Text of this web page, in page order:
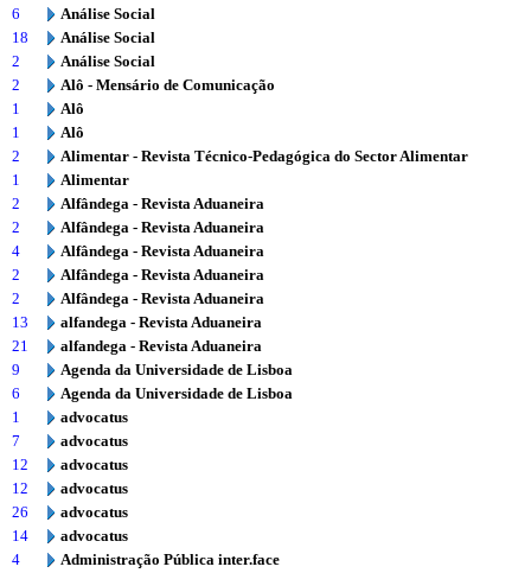
6
Análise Social
18
Análise Social
2
Análise Social
2
Alô - Mensário de Comunicação
1
Alô
1
Alô
2
Alimentar - Revista Técnico-Pedagógica do Sector Alimentar
1
Alimentar
2
Alfândega - Revista Aduaneira
2
Alfândega - Revista Aduaneira
4
Alfândega - Revista Aduaneira
2
Alfândega - Revista Aduaneira
2
Alfândega - Revista Aduaneira
13
alfandega - Revista Aduaneira
21
alfandega - Revista Aduaneira
9
Agenda da Universidade de Lisboa
6
Agenda da Universidade de Lisboa
1
advocatus
7
advocatus
12
advocatus
12
advocatus
26
advocatus
14
advocatus
4
Administração Pública inter.face